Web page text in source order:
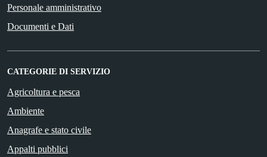
Personale amministrativo
Documenti e Dati
CATEGORIE DI SERVIZIO
Agricoltura e pesca
Ambiente
Anagrafe e stato civile
Appalti pubblici